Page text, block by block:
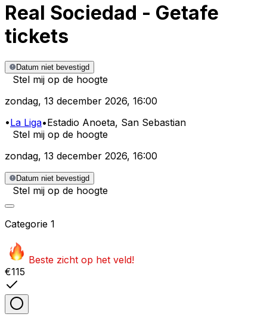
Real Sociedad - Getafe
tickets
Datum niet bevestigd
Stel mij op de hoogte
zondag, 13 december 2026, 16:00
•La Liga•Estadio Anoeta, San Sebastian
Stel mij op de hoogte
zondag, 13 december 2026, 16:00
Datum niet bevestigd
Stel mij op de hoogte
Categorie 1
Beste zicht op het veld!
€115